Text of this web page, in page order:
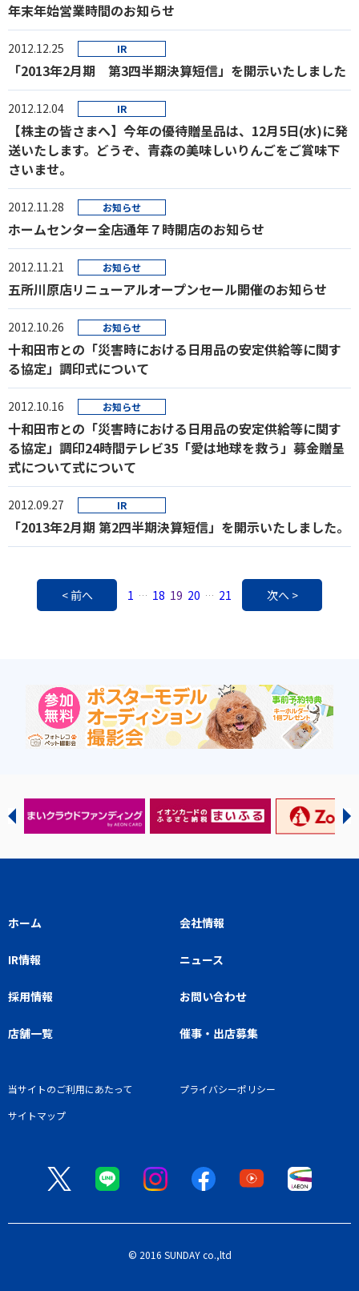
年末年始営業時間のお知らせ
2012.12.25 IR
「2013年2月期 第3四半期決算短信」を開示いたしました
2012.12.04 IR
【株主の皆さまへ】今年の優待贈呈品は、12月5日(水)に発
送いたします。どうぞ、青森の美味しいりんごをご賞味下
さいませ。
2012.11.28 お知らせ
ホームセンター全店通年７時開店のお知らせ
2012.11.21 お知らせ
五所川原店リニューアルオープンセール開催のお知らせ
2012.10.26 お知らせ
十和田市との「災害時における日用品の安定供給等に関す
る協定」調印式について
2012.10.16 お知らせ
十和田市との「災害時における日用品の安定供給等に関す
る協定」調印24時間テレビ35「愛は地球を救う」募金贈呈
式について式について
2012.09.27 IR
「2013年2月期 第2四半期決算短信」を開示いたしました。
< 前へ 1 … 18 19 20 … 21 次へ >
ホーム 会社情報
IR情報 ニュース
採用情報 お問い合わせ
店舗一覧 催事・出店募集
当サイトのご利用にあたって
プライバシーポリシー
サイトマップ
© 2016 SUNDAY co.,ltd